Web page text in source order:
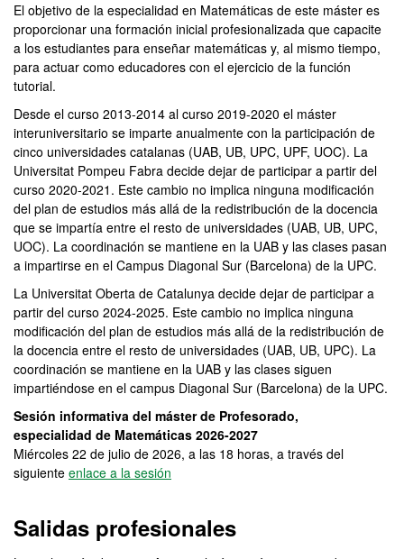
El objetivo de la especialidad en Matemáticas de este máster es
proporcionar una formación inicial profesionalizada que capacite
a los estudiantes para enseñar matemáticas y, al mismo tiempo,
para actuar como educadores con el ejercicio de la función
tutorial.
Desde el curso 2013-2014 al curso 2019-2020 el máster
interuniversitario se imparte anualmente con la participación de
cinco universidades catalanas (UAB, UB, UPC, UPF, UOC). La
Universitat Pompeu Fabra decide dejar de participar a partir del
curso 2020-2021. Este cambio no implica ninguna modificación
del plan de estudios más allá de la redistribución de la docencia
que se impartía entre el resto de universidades (UAB, UB, UPC,
UOC). La coordinación se mantiene en la UAB y las clases pasan
a impartirse en el Campus Diagonal Sur (Barcelona) de la UPC.
La Universitat Oberta de Catalunya decide dejar de participar a
partir del curso 2024-2025. Este cambio no implica ninguna
modificación del plan de estudios más allá de la redistribución de
la docencia entre el resto de universidades (UAB, UB, UPC). La
coordinación se mantiene en la UAB y las clases siguen
impartiéndose en el campus Diagonal Sur (Barcelona) de la UPC.
Sesión informativa del máster de Profesorado,
especialidad de Matemáticas 2026-2027
Miércoles 22 de julio de 2026, a las 18 horas, a través del
siguiente enlace a la sesión
Salidas profesionales